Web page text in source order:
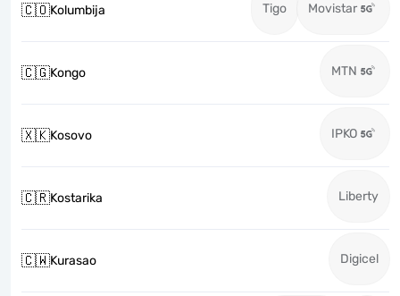
🇨🇴Kolumbija Tigo Movistar
🇨🇬Kongo MTN
🇽🇰Kosovo IPKO
🇨🇷Kostarika Liberty
🇨🇼Kurasao Digicel